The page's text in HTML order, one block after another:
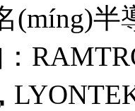
半
：